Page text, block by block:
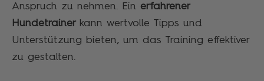
Anspruch zu nehmen. Ein erfahrener
Hundetrainer kann wertvolle Tipps und
Unterstützung bieten, um das Training effektiver
zu gestalten.